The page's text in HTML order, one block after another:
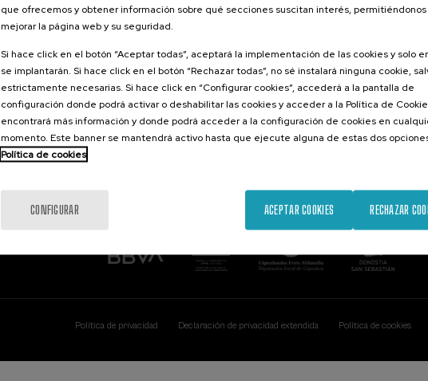
Palacio Miramar
Paseo de Miraconcha, 48
20007 Donostia / San Sebastián
Gipuzkoa, Spain
Contacta con nosotros
Actividades
Política de privacidad Declaración de privacidad extendida Política de cookies
que ofrecemos y obtener información sobre qué secciones suscitan interés,
mejorar la página web y su seguridad.
Si hace click en el botón “Aceptar todas”, aceptará la implementación de las cookies y solo
se implantarán. Si hace click en el botón “Rechazar todas”, no sé instalará ninguna cookie,
estrictamente necesarias. Si hace click en “Configurar cookies”, accederá a la pantalla de
configuración donde podrá activar o deshabilitar las cookies y acceder a la Política de
encontrará más información y donde podrá acceder a la configuración de cookies en
momento. Este banner se mantendrá activo hasta que ejecute alguna de estas dos
Política de cookies
CONFIGURAR RECHAZAR
ACEPTAR COOKIES